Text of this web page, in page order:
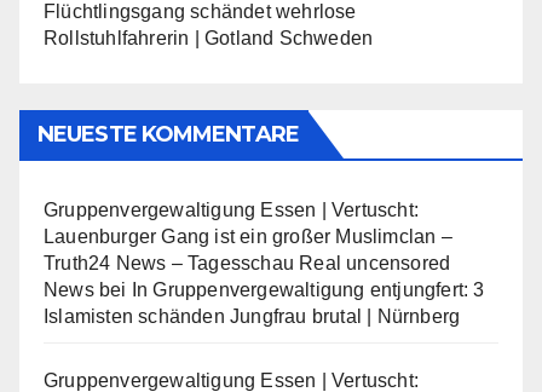
Flüchtlingsgang schändet wehrlose
Rollstuhlfahrerin | Gotland Schweden
NEUESTE KOMMENTARE
Gruppenvergewaltigung Essen | Vertuscht:
Lauenburger Gang ist ein großer Muslimclan –
Truth24 News – Tagesschau Real uncensored
Newsbei
In Gruppenvergewaltigung entjungfert: 3
Islamisten schänden Jungfrau brutal | Nürnberg
Gruppenvergewaltigung Essen | Vertuscht: